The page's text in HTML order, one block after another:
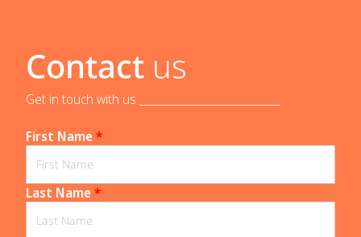
Contact us
Get in touch with us _____________________________
First Name*
Last Name*